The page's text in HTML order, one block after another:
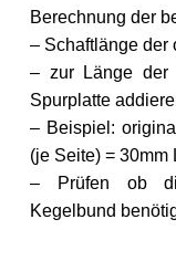
Berechnung der
– Schaftlänge der
– zur Länge der
Spurplatte
– Beispiel:
(je Seite) =
– Prüfen ob
Kegelbund